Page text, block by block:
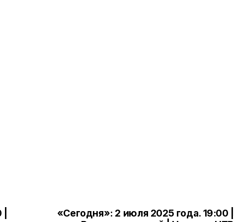
«Сегодня»: 2 июля 2025 года. 19:00 |